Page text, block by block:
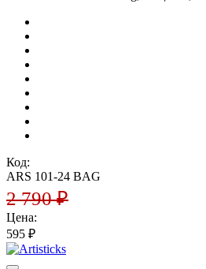
Код:
ARS 101-24 BAG
2 790₽
Цена:
595 ₽